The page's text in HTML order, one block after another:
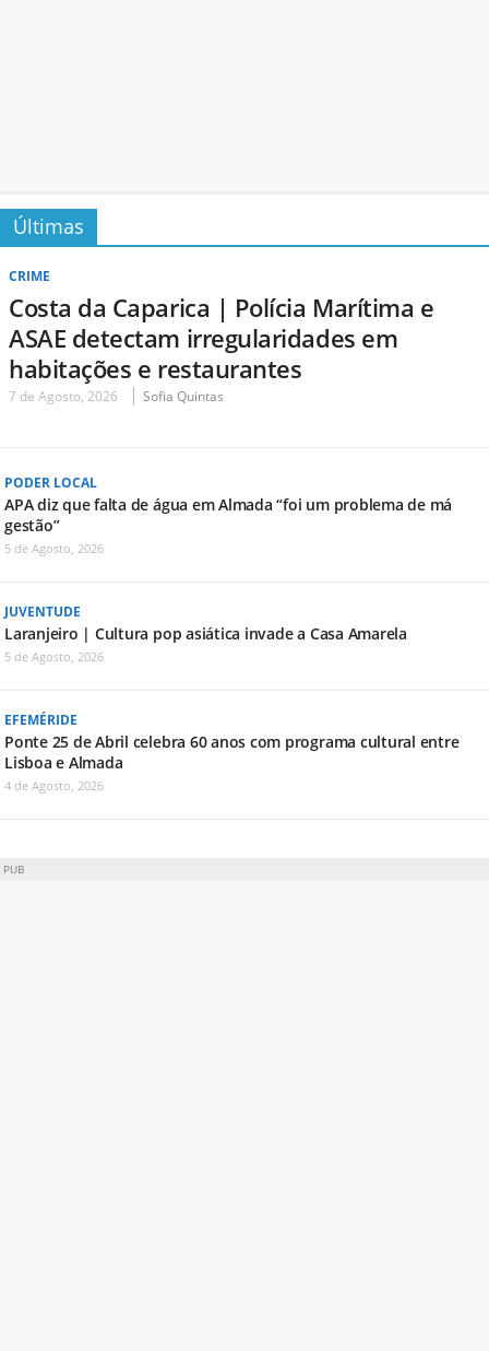
Últimas
CRIME
Costa da Caparica | Polícia Marítima e
ASAE detectam irregularidades em
habitações e restaurantes
7 de Agosto, 2026 Sofia Quintas
PODER LOCAL
APA diz que falta de água em Almada “foi um problema de má
gestão”
5 de Agosto, 2026
JUVENTUDE
Laranjeiro | Cultura pop asiática invade a Casa Amarela
5 de Agosto, 2026
EFEMÉRIDE
Ponte 25 de Abril celebra 60 anos com programa cultural entre
Lisboa e Almada
4 de Agosto, 2026
PUB